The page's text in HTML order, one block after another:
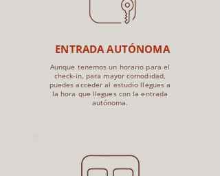
ENTRADA AUTÓNOMA
Aunque tenemos un horario para el
check-in, para mayor comodidad,
puedes acceder al estudio llegues a
la hora que llegues con la entrada
autónoma.